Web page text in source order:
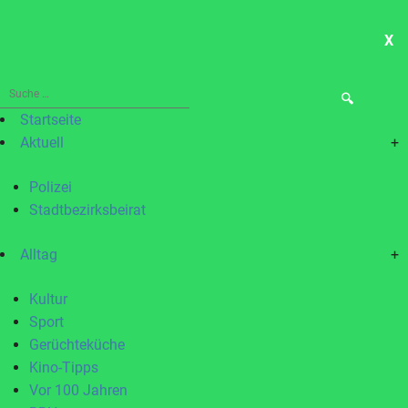
X
Suche
nach:Startseite
Aktuell
+
Polizei
Stadtbezirksbeirat
Alltag +
Kultur
Sport
Gerüchteküche
Kino-Tipps
Vor 100 Jahren